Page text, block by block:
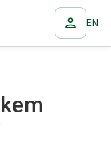
EN